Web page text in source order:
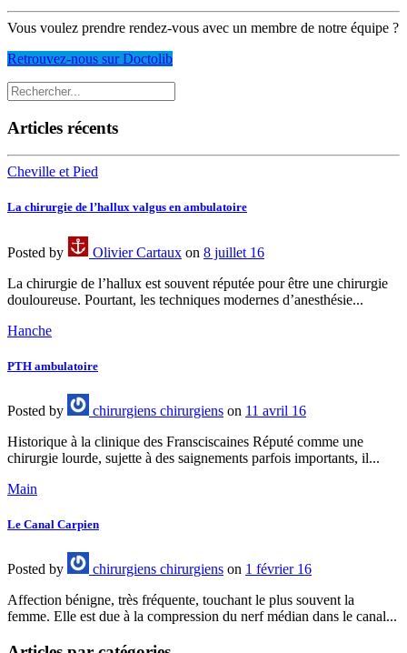
Vous voulez prendre rendez-vous avec un membre de notre équipe ?
Retrouvez-nous sur Doctolib
Articles récents
Cheville et Pied
La chirurgie de l’hallux valgus en ambulatoire
Posted by Olivier Cartaux on 8 juillet 16
La chirurgie de l’hallux est souvent réputée pour être une chirurgie
douloureuse. Pourtant, les techniques modernes d’anesthésie...
Hanche
PTH ambulatoire
Posted by chirurgiens chirurgiens on 11 avril 16
Historique à la clinique des Fransciscaines Réputé comme une
chirurgie lourde, sujette à des saignements parfois importants, il...
Main
Le Canal Carpien
Posted by chirurgiens chirurgiens on 1 février 16
Affection bénigne, très fréquente, touchant le plus souvent la
femme. Elle est due à la compression du nerf médian dans le canal...